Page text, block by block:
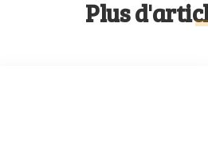
Plus